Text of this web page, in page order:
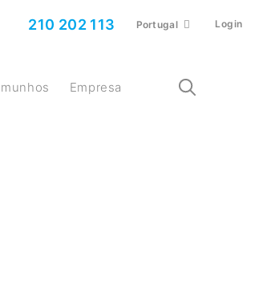
210 202 113 Portugal Login
Empresa